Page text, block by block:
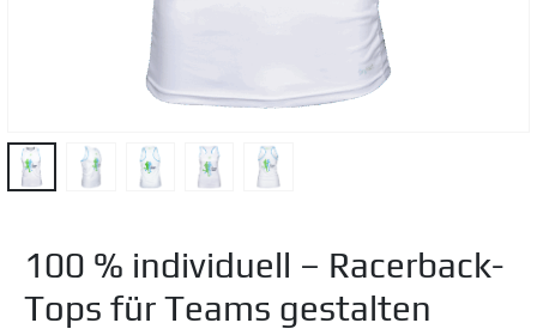
100 % individuell – Racerback-
Tops für Teams gestalten